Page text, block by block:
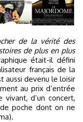
de la vérité des
de plus en plus
était-il défini
français de la
aussi devenu le loisir
au prix d’entrée
vivant, d’un concert,
poche dont on ne